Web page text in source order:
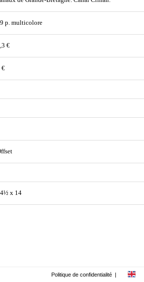
p. multicolore
€
€
x 14
Politique de confidentialité |